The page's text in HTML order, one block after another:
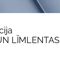
LĪMLENTAS